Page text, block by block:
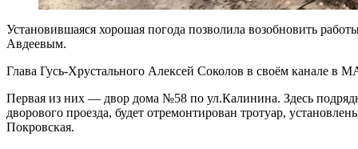
Установившаяся хорошая погода позволила возобновить
Авдеевым.
Глава Гусь-Хрустального Алексей Соколов в своём канале в
Первая из них — двор дома №58 по ул.Калинина. Здесь
дворового проезда, будет отремонтирован тротуар,
Покровская.